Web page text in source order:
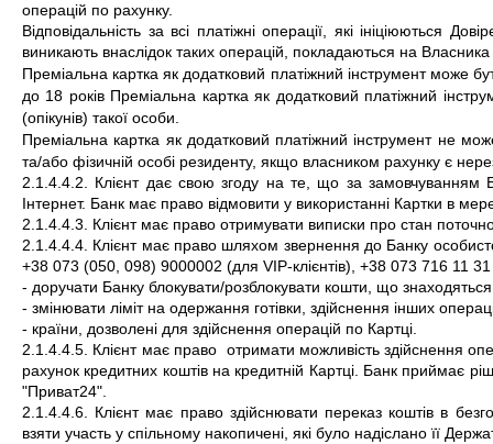
операцій по рахунку.
Відповідальність за всі платіжні операції, які ініціюються
виникають внаслідок таких операцій, покладаються на Власника
Преміальна картка як додатковий платіжний інструмент може
до 18 років Преміальна картка як додатковий платіжний
(опікунів) такої особи.
Преміальна картка як додатковий платіжний інструмент не
та/або фізичній особі резиденту, якщо власником рахунку є
2.1.4.4.2. Клієнт дає свою згоду на те, що за замовчуванням
Інтернет. Банк має право відмовити у використанні Картки в
2.1.4.4.3. Клієнт має право отримувати виписки про стан
2.1.4.4.4. Клієнт має право шляхом звернення до Банку
+38 073 (050, 098) 9000002 (для VIP-клієнтів), +38 073 716 11 31
- доручати Банку блокувати/розблокувати кошти, що
- змінювати ліміт на одержання готівки, здійснення інших
- країни, дозволені для здійснення операцій по Картці.
2.1.4.4.5. Клієнт має право  отримати можливість здійснення
рахунок кредитних коштів на кредитній Картці. Банк приймає
"Приват24".
2.1.4.4.6. Клієнт має право здійснювати переказ коштів в
взяти участь у спільному накопичені, які було надіслано її